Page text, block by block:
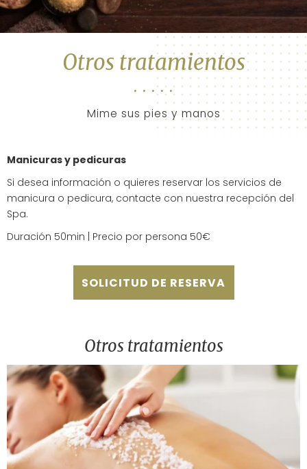
Otros tratamientos
Mime sus pies y manos
Manicuras y pedicuras
Si desea información o quieres reservar los servicios de
manicura o pedicura, contacte con nuestra recepción del
Spa.
Duración 50min | Precio por persona 50€
SOLICITUD DE RESERVA
Otros tratamientos